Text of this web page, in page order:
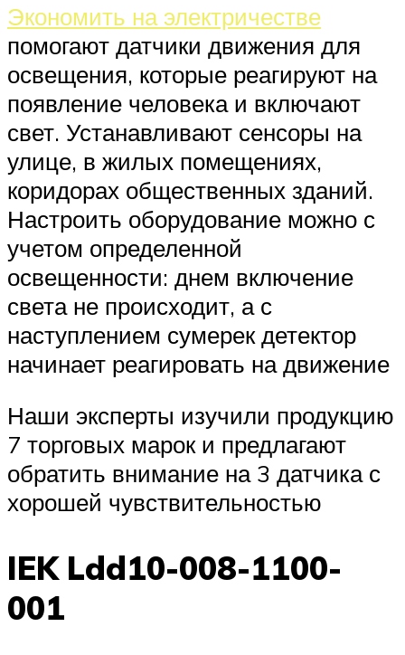
Экономить на электричестве
помогают датчики движения для
освещения, которые реагируют на
появление человека и включают
свет. Устанавливают сенсоры на
улице, в жилых помещениях,
коридорах общественных зданий.
Настроить оборудование можно с
учетом определенной
освещенности: днем включение
света не происходит, а с
наступлением сумерек детектор
начинает реагировать на движение
Наши эксперты изучили продукцию
7 торговых марок и предлагают
обратить внимание на 3 датчика с
хорошей чувствительностью
IEK Ldd10-008-1100-
001